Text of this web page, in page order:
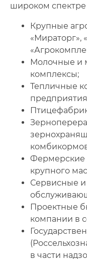
широком
Крупные
«Мираторг»,
Молочные и
комплексы;
Тепличные
Фермерские
крупного
Сервисные
Проектные
компании в
в части